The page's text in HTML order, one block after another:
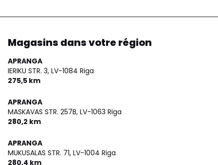
Magasins dans votre région
APRANGA
IERIKU STR. 3, LV-1084 Riga
275,5 km
APRANGA
MASKAVAS STR. 257B, LV-1063 Riga
280,2 km
APRANGA
MUKUSALAS STR. 71, LV-1004 Riga
280,4 km